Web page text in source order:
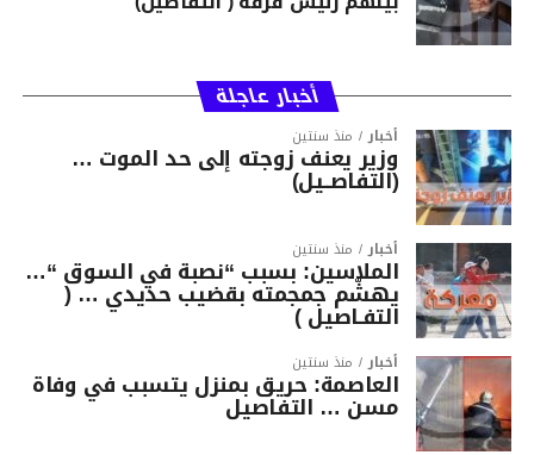
أخبار عاجلة
أخبار منذ سنتين
وزير يعنف زوجته إلى حد الموت …
(التفاصــيل)
أخبار منذ سنتين
الملاسين: بسبب “نصبة في السوق “…
يهشّم جمجمته بقضيب حديدي … (
التفـاصيل )
أخبار منذ سنتين
العاصمة: حريق بمنزل يتسبب في وفاة
مسن … التفاصيل